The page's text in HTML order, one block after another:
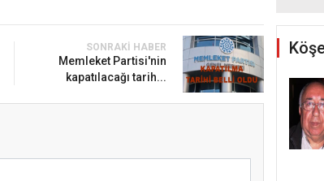
SONRAKI HABER
Memleket Partisi'nin
kapatılacağı tarih...